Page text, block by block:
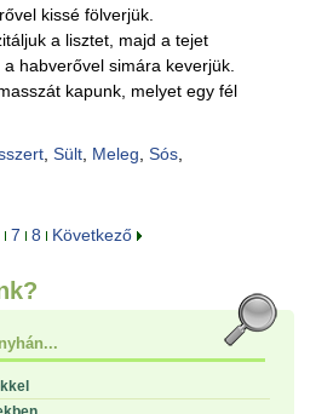
kissé fölverjük.
a lisztet, majd a tejet
habverővel simára keverjük.
kapunk, melyet egy fél
, Sült, Meleg Sós,
7 8 Következő